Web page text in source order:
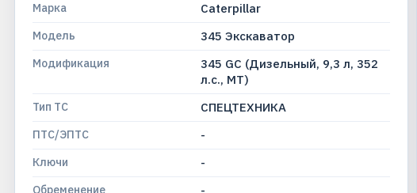
Марка Caterpillar
Модель 345 Экскаватор
Модификация
345 GC (Дизельный, 9,3 л, 352
л.с., МТ)
Тип ТС СПЕЦТЕХНИКА
ПТС/ЭПТС -
Ключи -
Обременение